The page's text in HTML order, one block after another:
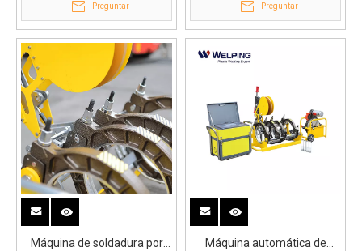
WP315Q
Preguntar
CNC para tuberías de HDPE
de gas WP630Q
Preguntar
Máquina de soldadura por
Máquina automática de